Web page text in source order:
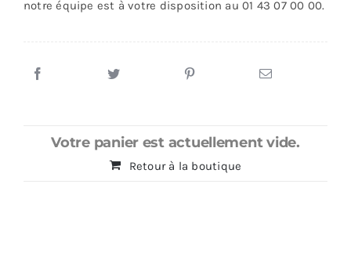
notre équipe est à votre disposition au 01 43 07 00 00.
Votre panier est actuellement vide.
Retour à la boutique